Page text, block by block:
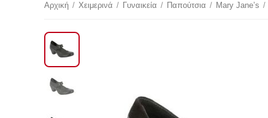
Αρχική / Χειμερινά / Γυναικεία / Παπούτσια / Mary Jane’s /